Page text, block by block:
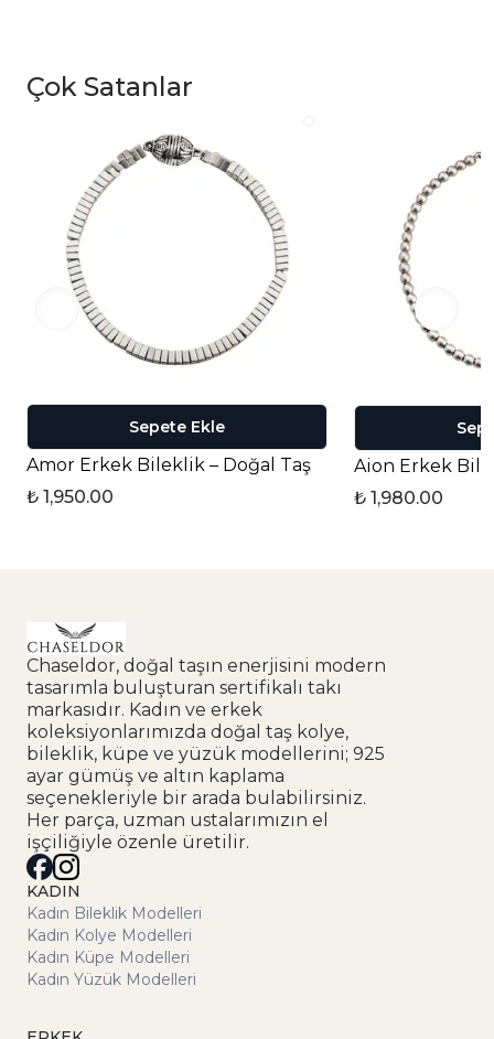
Çok Satanlar
Sepete Ekle
Amor Erkek Bileklik – Doğal Taş
₺ 1,950.00
Aion Erkek
₺ 1,980.00
Chaseldor, doğal taşın enerjisini modern
tasarımla buluşturan sertifikalı takı
markasıdır. Kadın ve erkek
koleksiyonlarımızda doğal taş kolye,
bileklik, küpe ve yüzük modellerini; 925
ayar gümüş ve altın kaplama
seçenekleriyle bir arada bulabilirsiniz.
Her parça, uzman ustalarımızın el
işçiliğiyle özenle üretilir.
KADIN
Kadın Bileklik Modelleri
Kadın Kolye Modelleri
Kadın Küpe Modelleri
Kadın Yüzük Modelleri